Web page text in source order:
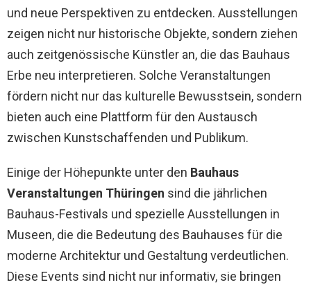
und neue Perspektiven zu entdecken. Ausstellungen
zeigen nicht nur historische Objekte, sondern ziehen
auch zeitgenössische Künstler an, die das Bauhaus
Erbe neu interpretieren. Solche Veranstaltungen
fördern nicht nur das kulturelle Bewusstsein, sondern
bieten auch eine Plattform für den Austausch
zwischen Kunstschaffenden und Publikum.
Einige der Höhepunkte unter den Bauhaus
Veranstaltungen Thüringen sind die jährlichen
Bauhaus-Festivals und spezielle Ausstellungen in
Museen, die die Bedeutung des Bauhauses für die
moderne Architektur und Gestaltung verdeutlichen.
Diese Events sind nicht nur informativ, sie bringen